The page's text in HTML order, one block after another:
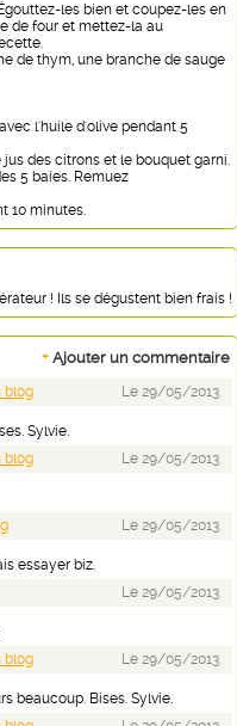
les bien et coupez-les en
de four et mettez-la au
de thym, une branche de sauge
l'huile d'olive pendant 5
des citrons et le bouquet garni.
5 baies. Remuez
10 minutes.
! Ils se dégustent bien frais !
+ Ajouter un commentaire
blog
Le 29/05/2013
Sylvie.
blog
Le 29/05/2013
Le 29/05/2013
essayer biz.
Le 29/05/2013
blog
Le 29/05/2013
beaucoup. Bises. Sylvie.